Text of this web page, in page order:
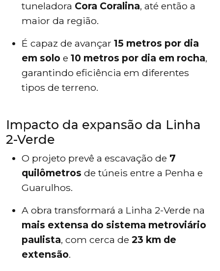
tuneladora Cora Coralina, até então a
maior da região.
É capaz de avançar 15 metros por dia
em solo e 10 metros por dia em rocha,
garantindo eficiência em diferentes
tipos de terreno.
Impacto da expansão da Linha
2-Verde
O projeto prevê a escavação de 7
quilômetros de túneis entre a Penha e
Guarulhos.
A obra transformará a Linha 2-Verde na
mais extensa do sistema metroviário
paulista, com cerca de 23 km de
extensão.